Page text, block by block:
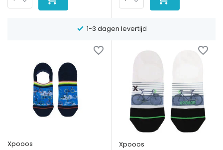
1-3 dagen levertijd
Xpooos
Xpooos